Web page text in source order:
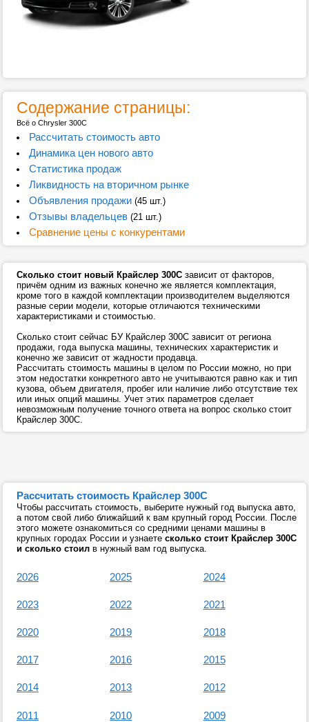
Содержание страницы:
Всё о Chrysler 300С
Рассчитать стоимость авто
Динамика цен нового авто
Статистика продаж
Ликвидность на вторичном рынке
Объявления продажи(45 шт.)
Отзывы владельцев(21 шт.)
Сравнение цены с конкурентами
Сколько стоит новый Крайслер 300С зависит от факторов,
причём одним из важных конечно же является комплектация,
кроме того в каждой комплектации производителем выделяются
разные серии модели, которые отличаются техническими
характеристиками и стоимостью.
Сколько стоит сейчас БУ Крайслер 300С зависит от региона
продажи, года выпуска машины, технических характеристик и
конечно же зависит от жадности продавца.
Рассчитать стоимость машины в целом по России можно, но при
этом недостатки конкретного авто не учитываются равно как и тип
кузова, объем двигателя, пробег или наличие либо отсутствие тех
или иных опций машины. Учет этих параметров сделает
невозможным получение точного ответа на вопрос сколько стоит
Крайслер 300С.
Рассчитать стоимость Крайслер 300С
Чтобы рассчитать стоимость, выберите нужный год выпуска авто,
а потом свой либо ближайший к вам крупный город России. После
этого можете ознакомиться со средними ценами машины в
крупных городах России и узнаете сколько стоит Крайслер 300С
и сколько стоил в нужный вам год выпуска.
2026 2025 2024
2023 2022 2021
2020 2019 2018
2017 2016 2015
2014 2013 2012
2011 2010 2009